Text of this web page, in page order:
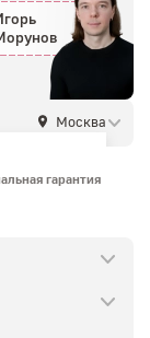
Москва
гарантия